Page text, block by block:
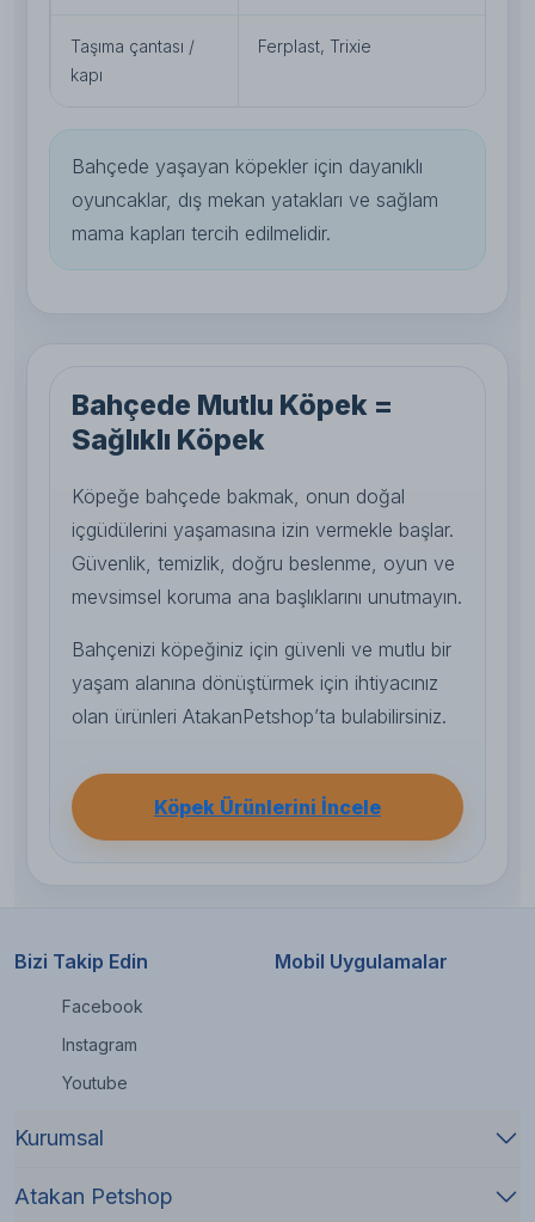
Taşıma çantası /
kapı
Ferplast, Trixie
Bahçede yaşayan köpekler için dayanıklı
oyuncaklar, dış mekan yatakları ve sağlam
mama kapları tercih edilmelidir.
Bahçede Mutlu Köpek =
Sağlıklı Köpek
Köpeğe bahçede bakmak, onun doğal
içgüdülerini yaşamasına izin vermekle başlar.
Güvenlik, temizlik, doğru beslenme, oyun ve
mevsimsel koruma ana başlıklarını unutmayın.
Bahçenizi köpeğiniz için güvenli ve mutlu bir
yaşam alanına dönüştürmek için ihtiyacınız
olan ürünleri AtakanPetshop’ta bulabilirsiniz.
Köpek Ürünlerini İncele
Bizi Takip Edin
Facebook
Instagram
Youtube
Mobil Uygulamalar
Kurumsal
Atakan Petshop